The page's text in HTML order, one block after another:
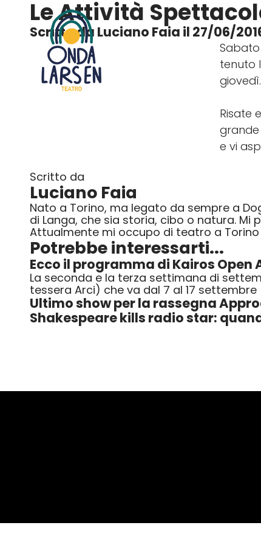
Le Attività
Scritto da Luciano Faia il 27/06/
tenuto
giovedì.
Risate
grande
e vi
Scritto da
Luciano Faia
Nato a Torino, ma legato da sempre a
di Langa, che sia storia, cibo o natura.
Attualmente mi occupo di teatro a
Potrebbe interessarti...
Ecco il programma di Kairos Open
La seconda e la terza settimana di
tessera Arci) che va dal 7 al 17 settembre
Ultimo show per la rassegna
Shakespeare kills radio star: